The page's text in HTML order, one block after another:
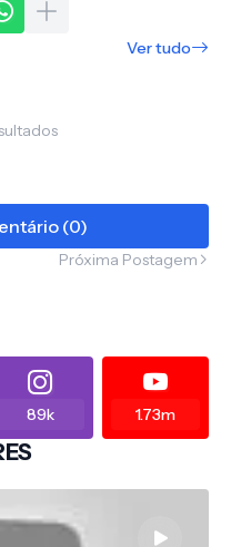
Ver tudo
(0)
Próxima Postagem
89k 1.73m